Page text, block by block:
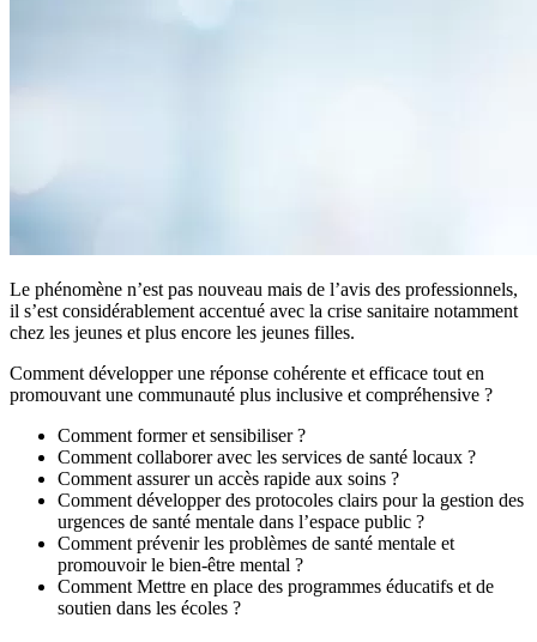
Le phénomène n’est pas nouveau mais de l’avis des professionnels,
il s’est considérablement accentué avec la crise sanitaire notamment
chez les jeunes et plus encore les jeunes filles.
Comment développer une réponse cohérente et efficace tout en
promouvant une communauté plus inclusive et compréhensive ?
Comment former et sensibiliser ?
Comment collaborer avec les services de santé locaux ?
Comment assurer un accès rapide aux soins ?
Comment développer des protocoles clairs pour la gestion des
urgences de santé mentale dans l’espace public ?
Comment prévenir les problèmes de santé mentale et
promouvoir le bien-être mental ?
Comment Mettre en place des programmes éducatifs et de
soutien dans les écoles ?